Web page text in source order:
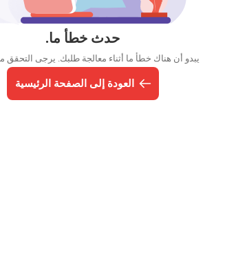
حدث خطأ ما.
يبدو أن هناك خطأ ما أثناء معالجة طلبك. يرجى التحقق
العودة إلى الصفحة الرئيسية